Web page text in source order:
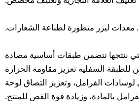
ننتجها تتضمن طبقات أساسية مضادة
السفلية تعزيز مقاومة الحرارة
لوسادات الفرامل، وتعزيز التصاق لوحة
بالمادة، وزيادة قوة القص للمنتج.